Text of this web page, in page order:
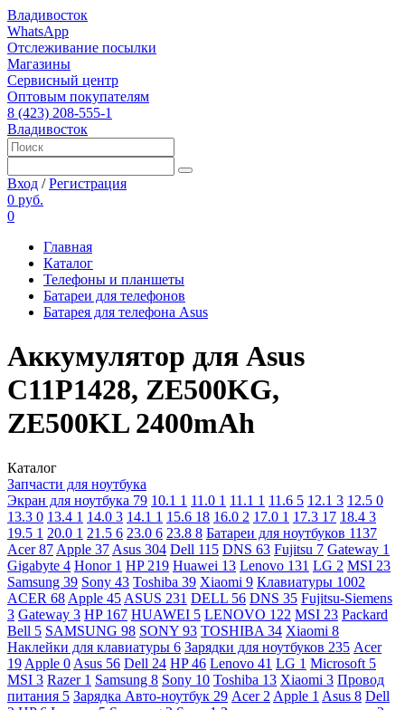
Владивосток
WhatsApp
Отслеживание посылки
Магазины
Сервисный центр
Оптовым покупателям
8 (423) 208-555-1
Владивосток
Вход /Регистрация
0 руб.
0
Главная
Каталог
Телефоны и планшеты
Батареи для телефонов
Батарея для телефона Asus
Аккумулятор для Asus
C11P1428, ZE500KG,
ZE500KL 2400mAh
Каталог
Запчасти для ноутбука
Экран для ноутбука 79 10.1 1 11.0 1 11.1 1 11.6 5 12.1 3 12.5 0
13.3 0 13.4 1 14.0 3 14.1 1 15.6 18 16.0 2 17.0 1 17.3 17 18.4 3
19.5 1 20.0 1 21.5 6 23.0 6 23.8 8 Батареи для ноутбуков 1137
Acer87 Apple 37 Asus 304 Dell 115 DNS 63 Fujitsu 7 Gateway 1
Gigabyte 4 Honor 1 HP 219 Huawei 13 Lenovo 131 LG 2 MSI 23
Samsung 39 Sony 43 Toshiba 39 Xiaomi 9 Клавиатуры 1002
ACER 68 Apple 45 ASUS 231 DELL 56 DNS 35 Fujitsu-Siemens
3 Gateway 3 HP 167 HUAWEI 5 LENOVO 122 MSI 23 Packard
Bell 5 SAMSUNG 98 SONY 93 TOSHIBA 34 Xiaomi 8
Наклейки для клавиатуры 6 Зарядки для ноутбуков 235 Acer
19 Apple 0 Asus 56 Dell 24 HP46 Lenovo 41 LG 1 Microsoft 5
MSI 3 Razer 1 Samsung 8 Sony 10 Toshiba 13 Xiaomi 3 Провод
питания 5 Зарядка Авто-ноутбук 29 Acer 2 Apple 1 Asus 8 Dell